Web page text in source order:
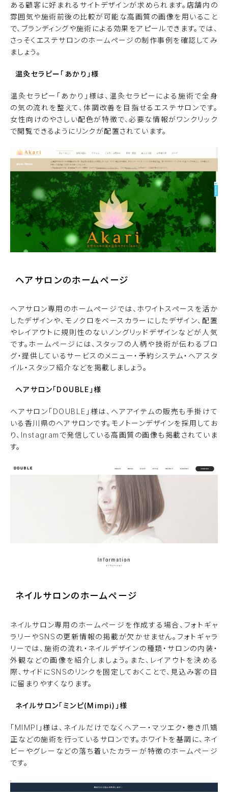
ある顧客に好まれるサイトデザインが求められます。店舗内の
雰囲気や施術前後の比較が可能な高画質の画像を用いること
で、ブランディングや施術による効果をアピールできます。では、
さっそくエステサロンのホームページの制作事例を確認してみ
ましょう。
温灸セラピー「あかり」様
温灸セラピー「あかり」様は、温灸セラピーによる施術で全身
の気の流れを整えて、体調改善を目指せるエステサロンです。
女性向けのやさしい配色が特徴で、必要な情報がワンクリック
で閲覧できるようにリンクが配置されています。
ヘアサロンのホームページ
ヘアサロン専用のホームページでは、ホワイトスペースを活か
したデザインや、モノクロをベースカラーにしたデザイン、配置
やレイアウトに規則性のないノングリッドデザインなどが人気
です。ホームページには、スタッフの人柄や技術が伝わるブロ
グ・提供しているサービスのメニュー・予約システム・ヘアスタ
イル・スタッフ紹介などを掲載しましょう。
ヘアサロン「DOUBLE」様
ヘアサロン「DOUBLE」様は、ヘアアイテムの販売も手掛けて
いる香川県のヘアサロンです。モノトーンデザインを採用してお
り、Instagramで発信している高画質の画像も掲載されていま
す。
ネイルサロンのホームページ
ネイルサロン専用のホームページを作成する場合、フォトギャ
ラリーやSNSの更新情報の掲載が欠かせません。フォトギャラ
リーでは、施術の流れ・ネイルデザインの種類・サロンの内装・
外観などの画像を紹介しましょう。また、レイアウトを決める
際、サイドにSNSのリンクを固定しておくことで、見込み客の目
に留まりやすくなります。
ネイルサロン「ミンピ(Mimpi)」様
「MIMPI」様は、ネイルだけでなくヘアー・マツエク・巻き爪矯
正などの施術を行っているサロンです。ホワイトを基調に、ネイ
ビーやグレーなどの落ち着いたカラーが特徴のホームページ
です。